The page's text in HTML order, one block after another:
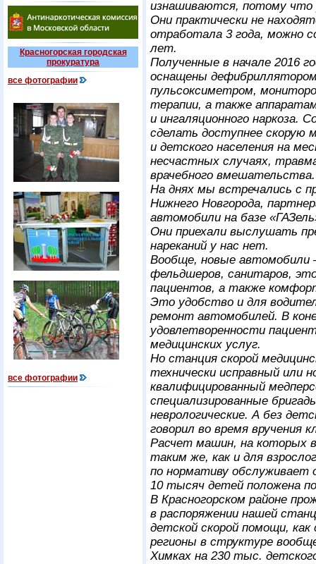
Красногорская городская
прокуратура
все фотографии
все фотографии
изнашиваются, потому что
Они практически не
отработала 3 года, можно
лет.
Полученные в начале 2016
оснащены
пульсоксиметром,
терапии, а также
и ингаляционного наркоза.
сделать доступнее скорую
и детского населения на
несчастных случаях,
врачебного вмешательства.
На днях мы встречались с
Нижнего Новгорода,
автомобили на базе
Они приехали выслушать
нареканий у нас нет.
Вообще, новые автомобили
фельдшеров, санитаров,
пациентов, а также
Это удобство и для
ремонт автомобилей. В
удовлетворенности
медицинских услуг.
Но станция скорой
технически исправный или
квалифицированный
специализированные
неврологические. А без
говорил во время вручения
Расчет машин, на которых
таким же, как и для
по нормативу обслуживает
10 тысяч детей положена
В Красногорском районе
в распоряжении нашей
детской скорой помощи,
регионы в структуре
Химках на 230 тыс.